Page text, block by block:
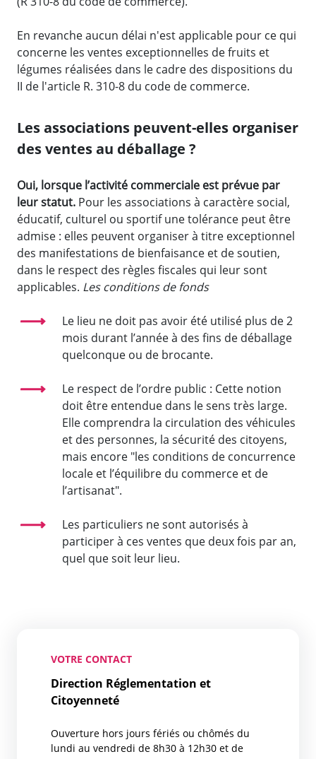
En revanche aucun délai n'est applicable pour ce qui
concerne les ventes exceptionnelles de fruits et
légumes réalisées dans le cadre des dispositions du
II de l'article R. 310-8 du code de commerce.
Les associations peuvent-elles organiser
des ventes au déballage ?
Oui, lorsque l’activité commerciale est prévue par
leur statut. Pour les associations à caractère social,
éducatif, culturel ou sportif une tolérance peut être
admise : elles peuvent organiser à titre exceptionnel
des manifestations de bienfaisance et de soutien,
dans le respect des règles fiscales qui leur sont
applicables. Les conditions de fonds
Le lieu ne doit pas avoir été utilisé plus de 2
mois durant l’année à des fins de déballage
quelconque ou de brocante.
Le respect de l’ordre public : Cette notion
doit être entendue dans le sens très large.
Elle comprendra la circulation des véhicules
et des personnes, la sécurité des citoyens,
mais encore "les conditions de concurrence
locale et l’équilibre du commerce et de
l’artisanat".
Les particuliers ne sont autorisés à
participer à ces ventes que deux fois par an,
quel que soit leur lieu.
VOTRE CONTACT
Direction Réglementation et
Citoyenneté
Ouverture hors jours fériés ou chômés du
lundi au vendredi de 8h30 à 12h30 et de